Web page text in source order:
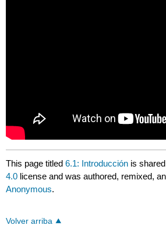
This page titled6.1: Introducción is
4.0 license and was authored, remixed,
Anonymous.
Volver arriba